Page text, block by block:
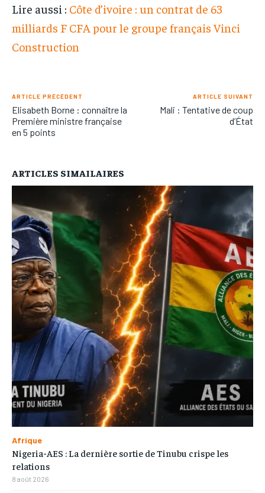
Lire aussi : Côte d’ivoire : un contrat de 63
milliards F CFA pour le groupe français Vinci
Construction
ARTICLE PRÉCÉDENT
Elisabeth Borne : connaître la
Première ministre française
en 5 points
ARTICLE SUIVANT
Mali : Tentative de coup
d’État
ARTICLES SIMAILAIRES
Afrique
Nigeria-AES : La dernière sortie de Tinubu crispe les
relations
8 août 2026